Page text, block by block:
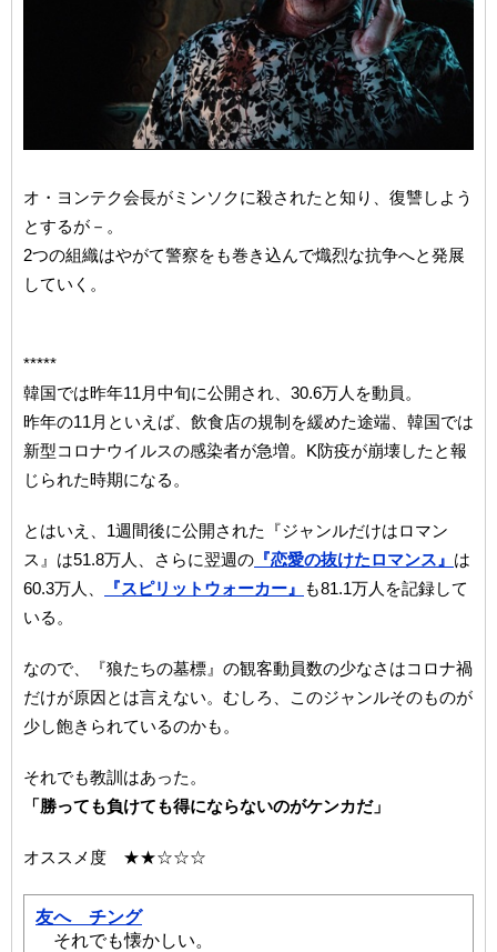
オ・ヨンテク会長がミンソクに殺されたと知り、復讐しよう
とするが－。
2つの組織はやがて警察をも巻き込んで熾烈な抗争へと発展
していく。
*****
韓国では昨年11月中旬に公開され、30.6万人を動員。
昨年の11月といえば、飲食店の規制を緩めた途端、韓国では
新型コロナウイルスの感染者が急増。K防疫が崩壊したと報
じられた時期になる。
とはいえ、1週間後に公開された『ジャンルだけはロマン
ス』は51.8万人、さらに翌週の 『恋愛の抜けたロマンス』 は
60.3万人、
『スピリットウォーカー』 も81.1万人を記録して
いる。
なので、『狼たちの墓標』の観客動員数の少なさはコロナ禍
だけが原因とは言えない。むしろ、このジャンルそのものが
少し飽きられているのかも。
それでも教訓はあった。
「勝っても負けても得にならないのがケンカだ」
オススメ度 ★★☆☆☆
友へ チング
それでも懐かしい。